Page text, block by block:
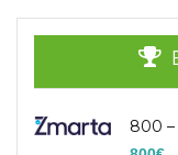
800